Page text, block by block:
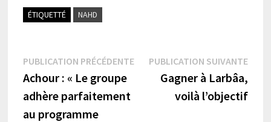
ÉTIQUETTÉ NAHD
Navigation
de
l’article
PUBLICATION PRÉCÉDENTEPublication
précédente :
Achour : « Le groupe
adhère parfaitement
au programme
PUBLICATION SUIVANTE
Gagner à Larbâa,
voilà l’objectif